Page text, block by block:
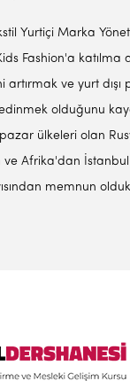
Yurtiçi Marka
Fashion'a katılma
artırmak ve yurt
olduğunu
ülkeleri olan
Afrika'dan İstanbul
memnun